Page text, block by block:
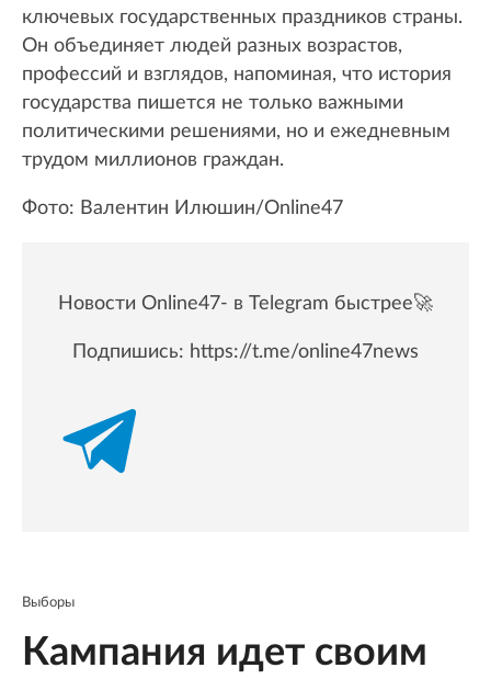
ключевых государственных праздников страны.
Он объединяет людей разных возрастов,
профессий и взглядов, напоминая, что история
государства пишется не только важными
политическими решениями, но и ежедневным
трудом миллионов граждан.
Фото: Валентин Илюшин/Online47
Новости Online47- в Telegram быстрее🚀
Подпишись: https://t.me/online47news
Выборы
Кампания идет своим